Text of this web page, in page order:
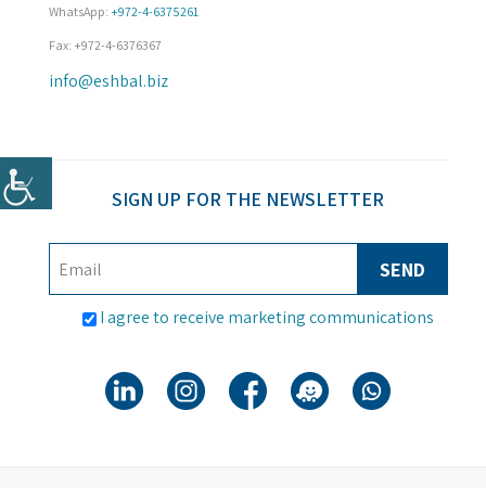
WhatsApp: +972-4-6375261
Fax: +972-4-6376367
info@eshbal.biz
SIGN UP FOR THE NEWSLETTER
I agree to receive marketing communications